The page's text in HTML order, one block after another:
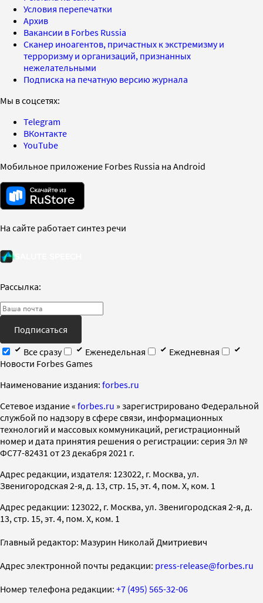
Условия перепечатки
Архив
Вакансии в Forbes Russia
Сканер иноагентов, причастных к экстремизму и
терроризму и организаций, признанных
нежелательными
Подписка на печатную версию журнала
Мы в соцсетях:
Telegram
ВКонтакте
YouTube
Мобильное приложение Forbes Russia на Android
На сайте работает синтез речи
Рассылка:
Подписаться
Все сразу
Еженедельная
Ежедневная
Новости Forbes Games
Наименование издания: forbes.ru
Cетевое издание « forbes.ru » зарегистрировано Федеральной
службой по надзору в сфере связи, информационных
технологий и массовых коммуникаций, регистрационный
номер и дата принятия решения о регистрации: серия Эл №
ФС77-82431 от 23 декабря 2021 г.
Адрес редакции, издателя: 123022, г. Москва, ул.
Звенигородская 2-я, д. 13, стр. 15, эт. 4, пом. X, ком. 1
Адрес редакции: 123022, г. Москва, ул. Звенигородская 2-я, д.
13, стр. 15, эт. 4, пом. X, ком. 1
Главный редактор: Мазурин Николай Дмитриевич
Адрес электронной почты редакции: press-release@forbes.ru
Номер телефона редакции: +7 (495) 565-32-06